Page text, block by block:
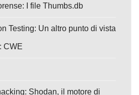
I file Thumbs.db
Testing: Un altro punto di vista
CWE
Shodan, il motore di